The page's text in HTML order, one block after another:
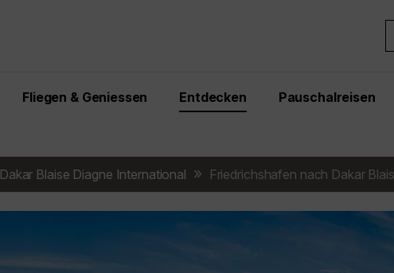
Fliegen & Geniessen Entdecken Pauschalreisen
Dakar Blaise Diagne International Friedrichshafen nach Dakar